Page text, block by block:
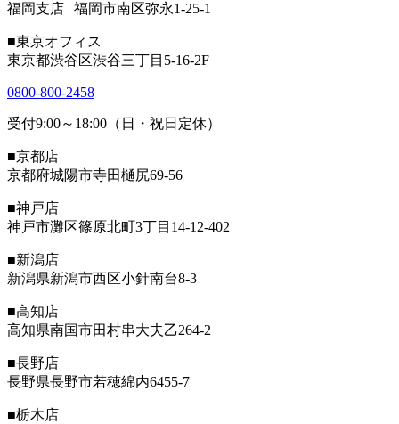
福岡支店 | 福岡市南区弥永1-25-1
■東京オフィス
東京都渋谷区渋谷三丁目5-16-2F
0800-800-2458
受付9:00～18:00（日・祝日定休）
■京都店
京都府城陽市寺田樋尻69-56
■神戸店
神戸市灘区篠原北町3丁目14-12-402
■新潟店
新潟県新潟市西区小針南台8-3
■高知店
高知県南国市田村串大夫乙264-2
■長野店
長野県長野市若穂綿内6455-7
■栃木店